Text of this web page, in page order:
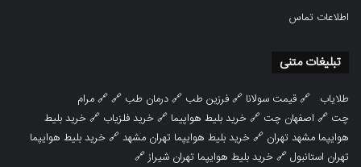
اطلاعات تماس
تبلیغات متنی
طلایاب 🔗قیمت سولانا 🔗فرزین طب 🔗درمان طب 🔗 🔗مرام
چت 🔗 اصفهان چت 🔗خرید بلیط هواپیما 🔗خرید فلزیاب 🔗خرید بلیط
هوایپما مشهد تهران 🔗خرید بلیط هوایپما تهران مشهد🔗خرید بلیط هوایپما
تهران استانبول🔗خرید بلیط هوایپما تهران شیراز🔗